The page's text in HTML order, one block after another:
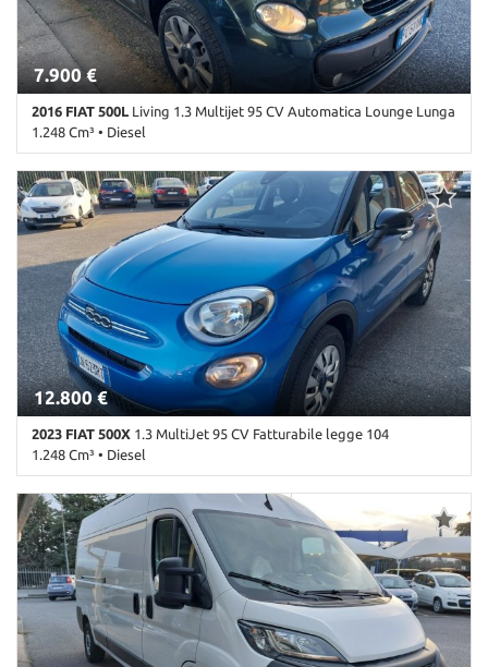
7.900 €
2016 FIAT 500L Living 1.3 Multijet 95 CV Automatica Lounge Lunga
1.248 Cm³ • Diesel
140.000 Km • Cambio Automatico (5) • Nero metallizzato • 5 Porte
• ABS • Airbag • Airbag laterali • Airbag Passeggero • Airbag testa
• Alzacristalli elettrici • Autoradio • Bluetooth • Bracciolo • Cerchi
in lega • Chiusura centralizzata • Climatizzatore • Controllo
automatico clima • Controllo trazione • Cruise Control • ESP •
Fendinebbia • Immobilizzatore elettronico • Lettore CD • Leve al
volante • MP3 • Ruotino • Sedile posteriore sdoppiato • Sensore di
luce • Sensore di pioggia • Sensori di parcheggio posteriori •
Servosterzo • Navigatore satellitare • Specchietti laterali elettrici •
Start/Stop Automatico • Telecamera per parcheggio assistito •
Tetto panorama • USB • Volante in pelle
12.800 €
2023 FIAT 500X 1.3 MultiJet 95 CV Fatturabile legge 104
1.248 Cm³ • Diesel
99.000 Km • Cambio Manuale (5) • Azzurro metallizzato • 5 Porte •
ABS • Airbag • Airbag laterali • Airbag Passeggero • Airbag testa •
Alzacristalli elettrici • Autoradio • Autoradio digitale • Bluetooth •
Chiusura centralizzata • Climatizzatore • Controllo elettronico
della corsia • Controllo trazione • Cruise Control • ESP •
Fendinebbia • Freno di stazionamento elettrico • Immobilizzatore
elettronico • Isofix • Riconoscimento dei segnali stradali • Sedile
posteriore sdoppiato • Sensore di luce • Sensore di pioggia •
Servosterzo • Specchietti laterali elettrici • Start/Stop Automatico